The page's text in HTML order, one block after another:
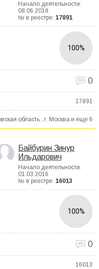
Начало деятельности:
08.06.2018
№ в реестре: 17891
100%
0
17891
область , г. Москва и еще 6
Байбурин Зинур
Ильдарович
Начало деятельности:
01.03.2016
№ в реестре: 16013
100%
0
16013